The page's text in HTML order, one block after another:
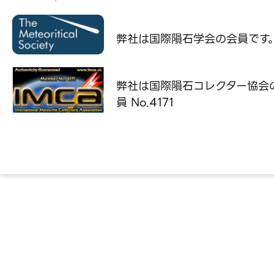
弊社は国際隕石学会の会員です
弊社は国際隕石コレクター協会
員 No.4171